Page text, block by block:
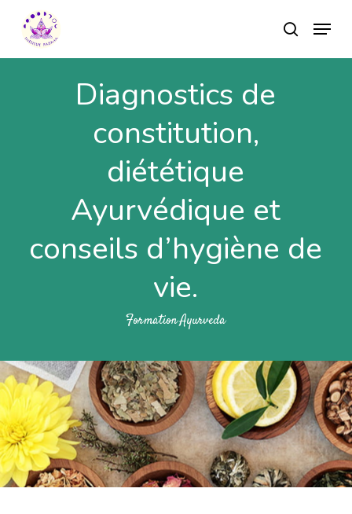
main
search
Menu
Diagnostics de
constitution,
diététique
Ayurvédique et
conseils d’hygiène de
vie.
Formation Ayurveda